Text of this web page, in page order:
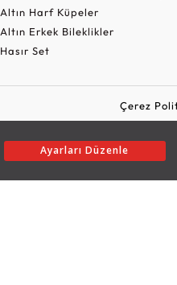
Ayarları Düzenle
Altın Harf Küpeler
Altın Erkek Bileklikler
Hasır Set
Çerez